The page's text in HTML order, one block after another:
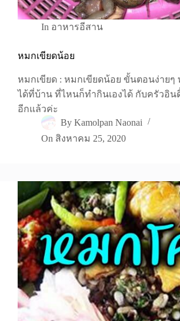
In อาหารอีสาน
หมกเขียดน้อย
หมกเขียด : หมกเขียดน้อย ขั้นตอนง่ายๆ
ได้ที่บ้าน ที่ไหนก็ทำกินเองได้ กับครัวอิน
อีกแล้วค่ะ
By Kamolpan Naonai
On สิงหาคม 25, 2020